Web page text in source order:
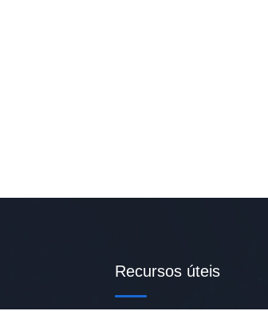
Recursos úteis